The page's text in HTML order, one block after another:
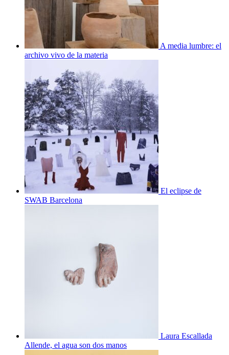
A media lumbre: el
archivo vivo de la materia
El eclipse de
SWAB Barcelona
Laura Escallada
Allende, el agua son dos manos